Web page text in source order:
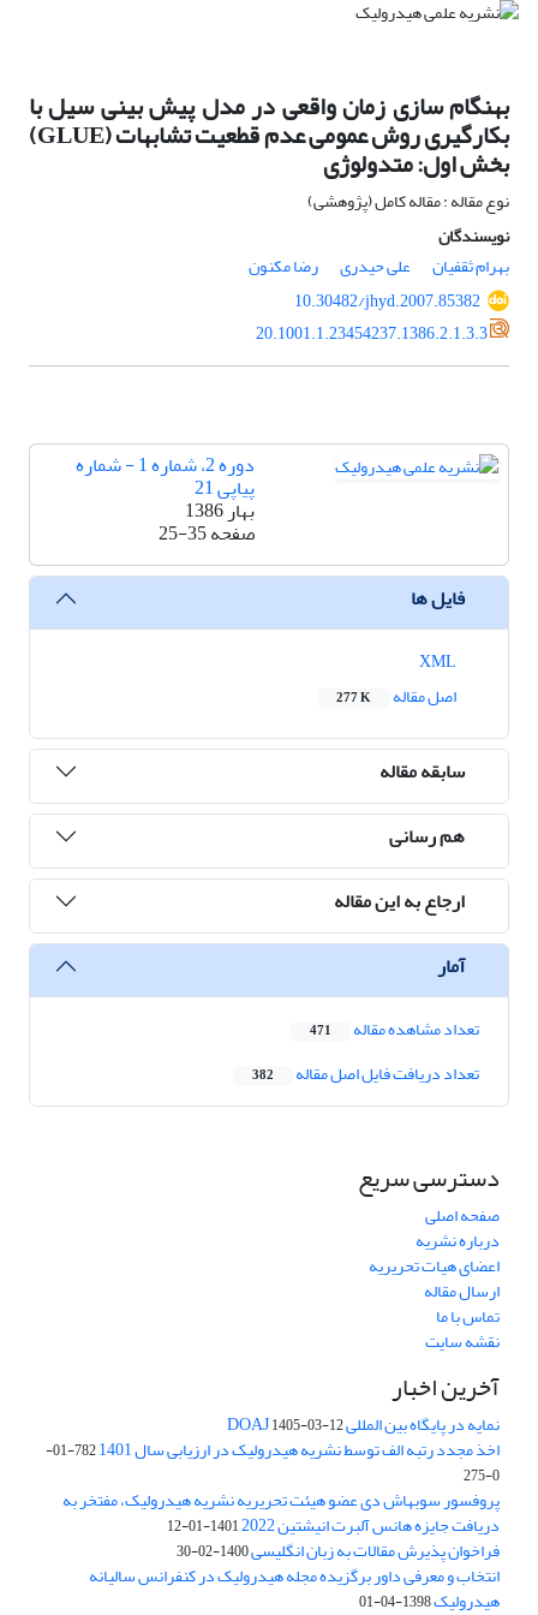
بهنگام سازی زمان واقعی در مدل پیش بینی سیل با
بکارگیری روش عمومی عدم قطعیت تشابهات (GLUE)
بخش اول: متدولوژی
نوع مقاله : مقاله کامل (پژوهشی)
نویسندگان
بهرام ثقفیان
علی حیدری
رضا مکنون
10.30482/jhyd.2007.85382
20.1001.1.23454237.1386.2.1.3.3
دوره 2، شماره 1 - شماره
پیاپی 21
بهار 1386
صفحه25-35
فایل ها
اصل مقاله
277 K
سابقه مقاله
هم رسانی
ارجاع به این مقاله
آمار
تعداد مشاهده مقاله 471
تعداد دریافت فایل اصل مقاله 382
دسترسی سریع
صفحه اصلی
درباره نشریه
اعضای هیات تحریریه
ارسال مقاله
تماس با ما
نقشه سایت
آخرین اخبار
نمایه در پایگاه بین المللی DOAJ1405-03-12
اخذ مجدد رتبه الف توسط نشریه هیدرولیک در ارزیابی سال 1401
782-01-
0-275
پروفسور سوبهاش دی عضو هیئت تحریریه نشریه هیدرولیک، مفتخر به
دریافت جایزه هانس آلبرت انیشتین 2022 1401-01-12
فراخوان پذیرش مقالات به زبان انگلیسی1400-02-30
انتخاب و معرفی داور برگزیده مجله هیدرولیک در کنفرانس سالیانه
هیدرولیک1398-04-01